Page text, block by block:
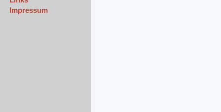
Impressum